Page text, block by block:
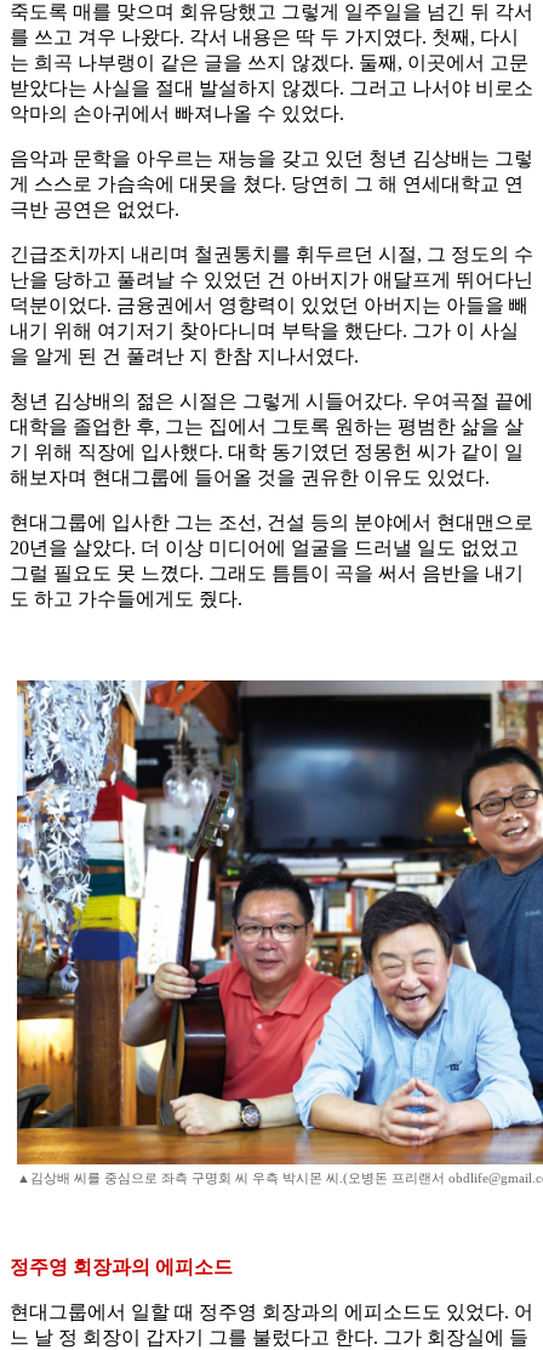
죽도록 매를 맞으며 회유당했고 그렇게 일주일을 넘긴 뒤 각서
를 쓰고 겨우 나왔다. 각서 내용은 딱 두 가지였다. 첫째, 다시
는 희곡 나부랭이 같은 글을 쓰지 않겠다. 둘째, 이곳에서 고문
받았다는 사실을 절대 발설하지 않겠다. 그러고 나서야 비로소
악마의 손아귀에서 빠져나올 수 있었다.
음악과 문학을 아우르는 재능을 갖고 있던 청년 김상배는 그렇
게 스스로 가슴속에 대못을 쳤다. 당연히 그 해 연세대학교 연
극반 공연은 없었다.
긴급조치까지 내리며 철권통치를 휘두르던 시절, 그 정도의 수
난을 당하고 풀려날 수 있었던 건 아버지가 애달프게 뛰어다닌
덕분이었다. 금융권에서 영향력이 있었던 아버지는 아들을 빼
내기 위해 여기저기 찾아다니며 부탁을 했단다. 그가 이 사실
을 알게 된 건 풀려난 지 한참 지나서였다.
청년 김상배의 젊은 시절은 그렇게 시들어갔다. 우여곡절 끝에
대학을 졸업한 후, 그는 집에서 그토록 원하는 평범한 삶을 살
기 위해 직장에 입사했다. 대학 동기였던 정몽헌 씨가 같이 일
해보자며 현대그룹에 들어올 것을 권유한 이유도 있었다.
현대그룹에 입사한 그는 조선, 건설 등의 분야에서 현대맨으로
20년을 살았다. 더 이상 미디어에 얼굴을 드러낼 일도 없었고
그럴 필요도 못 느꼈다. 그래도 틈틈이 곡을 써서 음반을 내기
도 하고 가수들에게도 줬다.
▲김상배 씨를 중심으로 좌측 구명회 씨 우측 박시몬 씨.(오병돈 프리랜서
정주영 회장과의 에피소드
현대그룹에서 일할 때 정주영 회장과의 에피소드도 있었다. 어
느 날 정 회장이 갑자기 그를 불렀다고 한다. 그가 회장실에 들